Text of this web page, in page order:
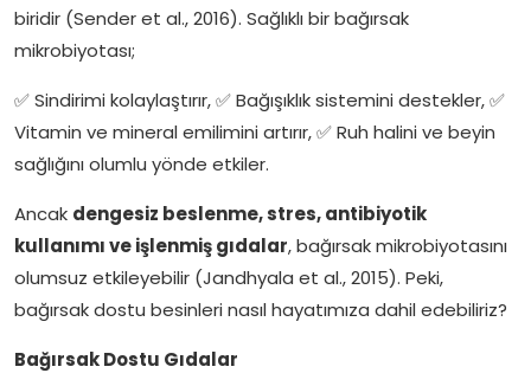
biridir (Sender et al., 2016). Sağlıklı bir bağırsak
mikrobiyotası;
✅ Sindirimi kolaylaştırır, ✅ Bağışıklık sistemini destekler, ✅
Vitamin ve mineral emilimini artırır, ✅ Ruh halini ve beyin
sağlığını olumlu yönde etkiler.
Ancak dengesiz beslenme, stres, antibiyotik
kullanımı ve işlenmiş gıdalar, bağırsak mikrobiyotasını
olumsuz etkileyebilir (Jandhyala et al., 2015). Peki,
bağırsak dostu besinleri nasıl hayatımıza dahil edebiliriz?
Bağırsak Dostu Gıdalar